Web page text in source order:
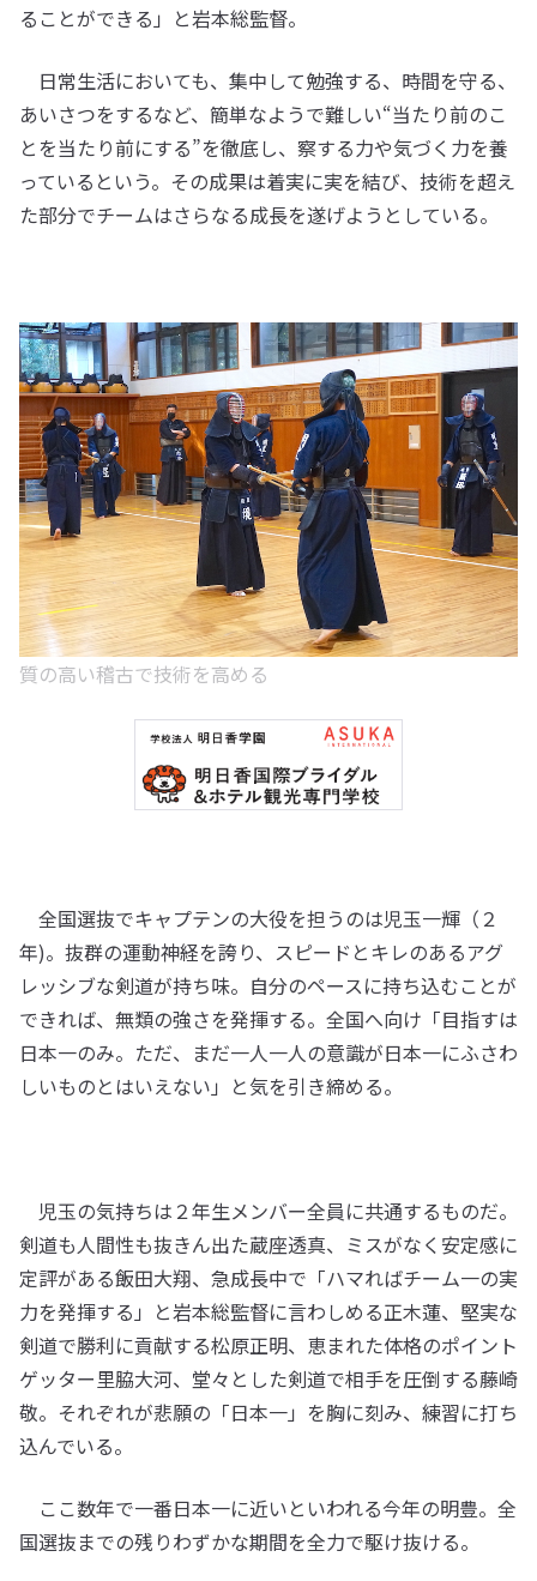
ることができる」と岩本総監督。
日常生活においても、集中して勉強する、時間を守る、
あいさつをするなど、簡単なようで難しい“当たり前のこ
とを当たり前にする”を徹底し、察する力や気づく力を養
っているという。その成果は着実に実を結び、技術を超え
た部分でチームはさらなる成長を遂げようとしている。
質の高い稽古で技術を高める
全国選抜でキャプテンの大役を担うのは児玉一輝（２
年)。抜群の運動神経を誇り、スピードとキレのあるアグ
レッシブな剣道が持ち味。自分のペースに持ち込むことが
できれば、無類の強さを発揮する。全国へ向け「目指すは
日本一のみ。ただ、まだ一人一人の意識が日本一にふさわ
しいものとはいえない」と気を引き締める。
児玉の気持ちは２年生メンバー全員に共通するものだ。
剣道も人間性も抜きん出た蔵座透真、ミスがなく安定感に
定評がある飯田大翔、急成長中で「ハマればチーム一の実
力を発揮する」と岩本総監督に言わしめる正木蓮、堅実な
剣道で勝利に貢献する松原正明、恵まれた体格のポイント
ゲッター里脇大河、堂々とした剣道で相手を圧倒する藤崎
敬。それぞれが悲願の「日本一」を胸に刻み、練習に打ち
込んでいる。
ここ数年で一番日本一に近いといわれる今年の明豊。全
国選抜までの残りわずかな期間を全力で駆け抜ける。